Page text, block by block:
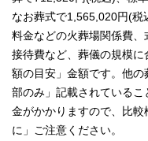
なお葬式で1,565,020円(税
料金などの火葬場関係費
接待費など、葬儀の規模
額の目安」金額です。他
部のみ」記載されている
金がかかりますので、比
に」ご注意ください。